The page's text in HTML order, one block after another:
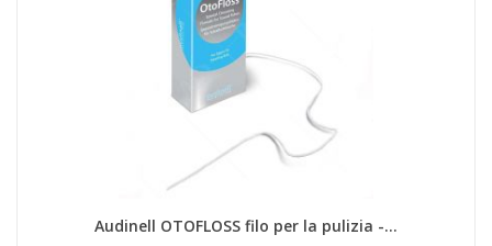
Audinell OTOFLOSS filo per la pulizia -...